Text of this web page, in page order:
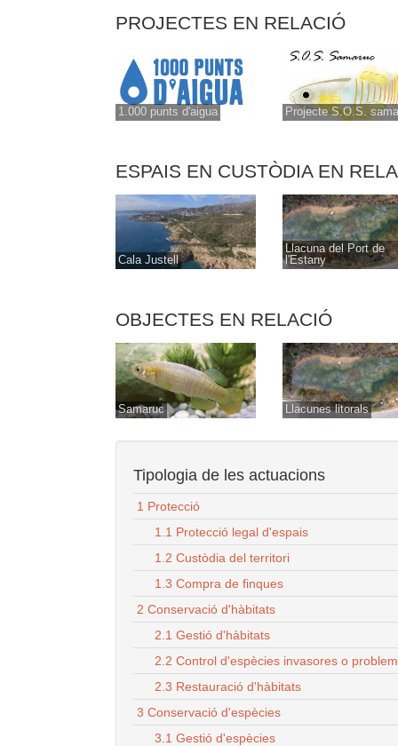
PROJECTES EN RELACIÓ
1.000 punts d'aigua Projecte S.O.S.
ESPAIS EN CUSTÒDIA EN
Cala Justell
Llacuna del Port de
l'Estany
OBJECTES EN RELACIÓ
Samaruc Llacunes litorals
Tipologia de les actuacions
1 Protecció
1.1 Protecció legal d'espais
1.2 Custòdia del territori
1.3 Compra de finques
2 Conservació d'hàbitats
2.1 Gestió d'hàbitats
2.2 Control d'espècies invasores o
2.3 Restauració d'hàbitats
3 Conservació d'espècies
3.1 Gestió d'espècies